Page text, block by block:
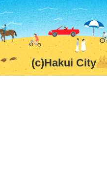
(c)Hakui City